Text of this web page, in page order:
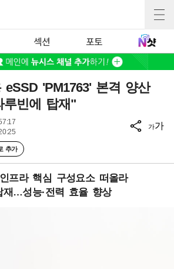
섹션 포토
eSSD 'PM1763' 본격 양산
루빈에 탑재"
추가
가가
프라 핵심 구성요소 떠올라
재…성능·전력 효율 향상